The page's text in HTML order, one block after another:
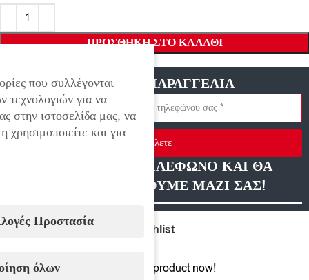
ΠΡΟΣΘΉΚΗ ΣΤΟ ΚΑΛΆΘΙ
ΓΡΗΓΟΡΗ ΠΑΡΑΓΓΕΛΙΑ
Στείλετε
ΑΦΗΣΤΕ ΜΑΣ ΤΗΛΕΦΩΝΟ ΚΑΙ ΘΑ
ΕΠΙΚΟΙΝΩΝΗΣΟΥΜΕ ΜΑΖΙ ΣΑΣ!
Compare Add to wishlist
12 People watching this product now!
που συλλέγονται
για να
στην ιστοσελίδα μας, να
και για
Προστασία
όλων